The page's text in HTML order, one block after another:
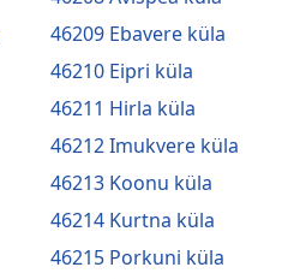
46209 Ebavere küla
46210 Eipri küla
46211 Hirla küla
46212 Imukvere küla
46213 Koonu küla
46214 Kurtna küla
46215 Porkuni küla